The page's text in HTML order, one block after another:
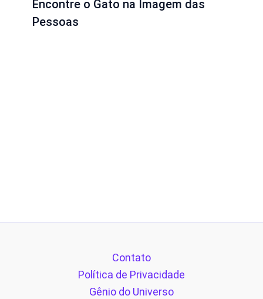
Encontre o Gato na Imagem das
Pessoas
Contato
Política de Privacidade
Gênio do Universo